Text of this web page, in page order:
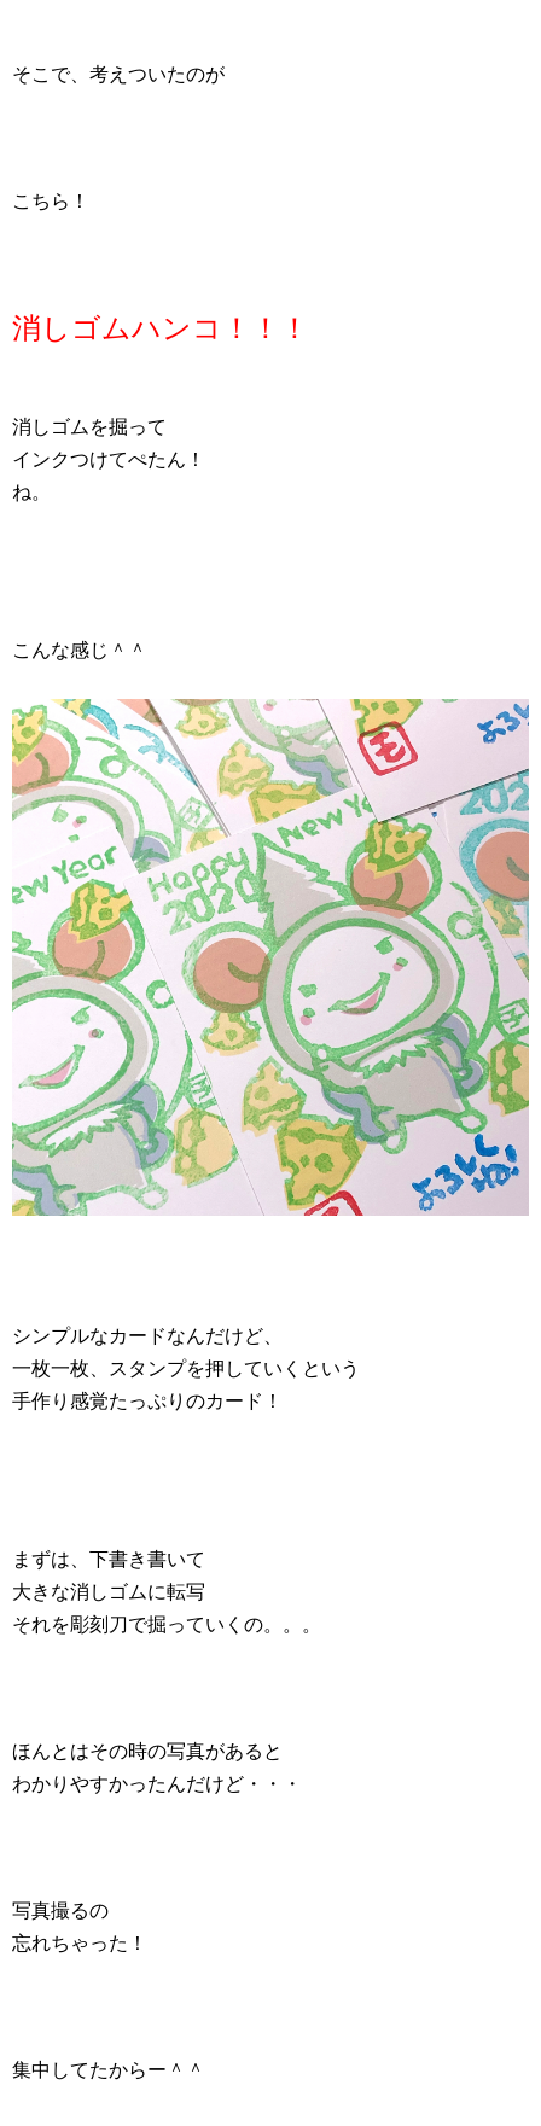
そこで、考えついたのが
こちら！
消しゴムハンコ！！！
消しゴムを掘って
インクつけてぺたん！
ね。
こんな感じ＾＾
シンプルなカードなんだけど、
一枚一枚、スタンプを押していくという
手作り感覚たっぷりのカード！
まずは、下書き書いて
大きな消しゴムに転写
それを彫刻刀で掘っていくの。。。
ほんとはその時の写真があると
わかりやすかったんだけど・・・
写真撮るの
忘れちゃった！
集中してたからー＾＾